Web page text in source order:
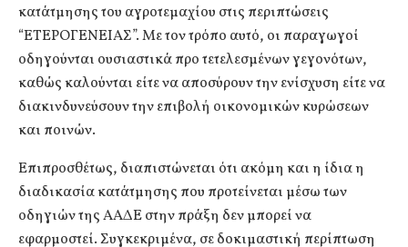
κατάτμησης του αγροτεμαχίου στις περιπτώσεις
“ΕΤΕΡΟΓΕΝΕΙΑΣ”. Με τον τρόπο αυτό, οι παραγωγοί
οδηγούνται ουσιαστικά προ τετελεσμένων γεγονότων,
καθώς καλούνται είτε να αποσύρουν την ενίσχυση είτε να
διακινδυνεύσουν την επιβολή οικονομικών κυρώσεων
και ποινών.
Επιπροσθέτως, διαπιστώνεται ότι ακόμη και η ίδια η
διαδικασία κατάτμησης που προτείνεται μέσω των
οδηγιών της ΑΑΔΕ στην πράξη δεν μπορεί να
εφαρμοστεί. Συγκεκριμένα, σε δοκιμαστική περίπτωση